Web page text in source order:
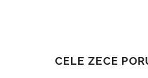
CELE ZECE